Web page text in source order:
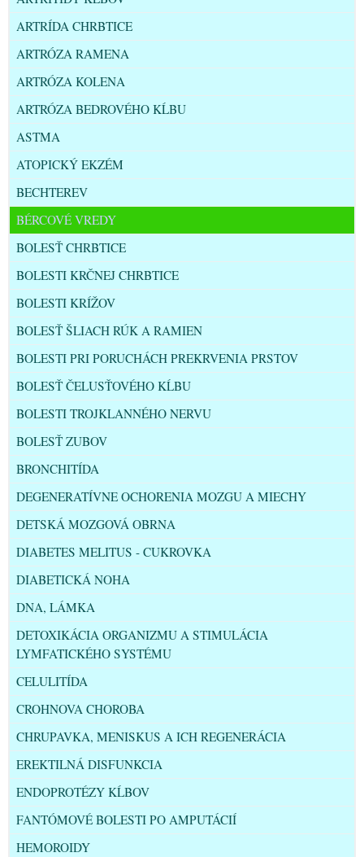
ARTRÍDA CHRBTICE
ARTRÓZA RAMENA
ARTRÓZA KOLENA
ARTRÓZA BEDROVÉHO KĹBU
ASTMA
ATOPICKÝ EKZÉM
BECHTEREV
BÉRCOVÉ VREDY
BOLESŤ CHRBTICE
BOLESTI KRČNEJ CHRBTICE
BOLESTI KRÍŽOV
BOLESŤ ŠLIACH RÚK A RAMIEN
BOLESTI PRI PORUCHÁCH PREKRVENIA PRSTOV
BOLESŤ ČELUSŤOVÉHO KĹBU
BOLESTI TROJKLANNÉHO NERVU
BOLESŤ ZUBOV
BRONCHITÍDA
DEGENERATÍVNE OCHORENIA MOZGU A MIECHY
DETSKÁ MOZGOVÁ OBRNA
DIABETES MELITUS - CUKROVKA
DIABETICKÁ NOHA
DNA, LÁMKA
DETOXIKÁCIA ORGANIZMU A STIMULÁCIA
LYMFATICKÉHO SYSTÉMU
CELULITÍDA
CROHNOVA CHOROBA
CHRUPAVKA, MENISKUS A ICH REGENERÁCIA
EREKTILNÁ DISFUNKCIA
ENDOPROTÉZY KĹBOV
FANTÓMOVÉ BOLESTI PO AMPUTÁCIÍ
HEMOROIDY